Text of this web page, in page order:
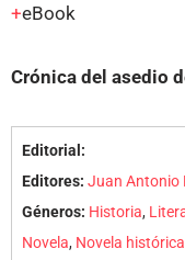
eBook
Crónica del asedio
Editorial:
Editores: Juan Antonio
Géneros: Historia,
Novela, Novela histórica